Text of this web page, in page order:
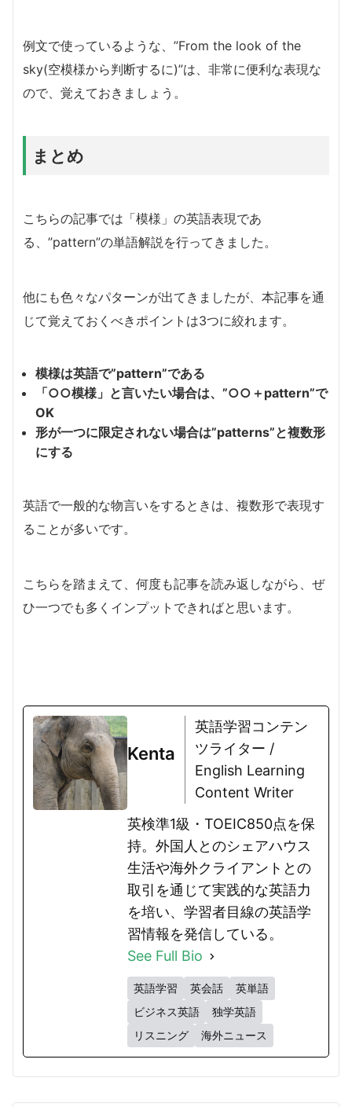
例文で使っているような、”From the look of the
sky(空模様から判断するに)”は、非常に便利な表現な
ので、覚えておきましょう。
まとめ
こちらの記事では「模様」の英語表現であ
る、”pattern”の単語解説を行ってきました。
他にも色々なパターンが出てきましたが、本記事を通
じて覚えておくべきポイントは3つに絞れます。
模様は英語で”pattern”である
「○○模様」と言いたい場合は、”○○＋pattern”で
OK
形が一つに限定されない場合は”patterns”と複数形
にする
英語で一般的な物言いをするときは、複数形で表現す
ることが多いです。
こちらを踏まえて、何度も記事を読み返しながら、ぜ
ひ一つでも多くインプットできればと思います。
Kenta
英語学習コンテン
ツライター /
English Learning
Content Writer
英検準1級・TOEIC850点を保
持。外国人とのシェアハウス
生活や海外クライアントとの
取引を通じて実践的な英語力
を培い、学習者目線の英語学
習情報を発信している。
See Full Bio
英語学習 英会話
英単語
ビジネス英語
独学英語
リスニング
海外ニュース